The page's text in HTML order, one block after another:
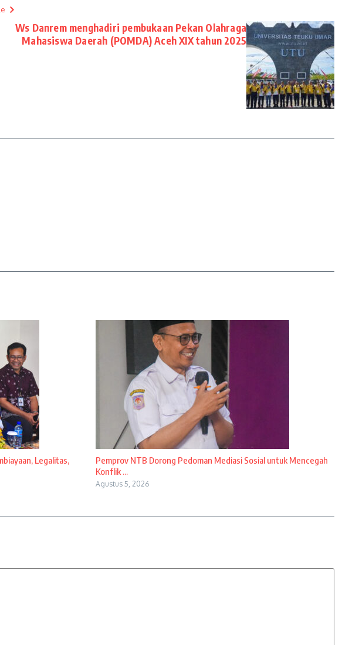
Ws Danrem menghadiri pembukaan Pekan Olahraga
Mahasiswa Daerah (POMDA) Aceh XIX tahun 2025
Legalitas,
Pemprov NTB Dorong Pedoman Mediasi Sosial untuk Mencegah
Konflik ...
Agustus 5, 2026